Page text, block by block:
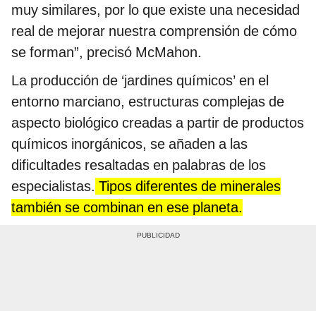
muy similares, por lo que existe una necesidad
real de mejorar nuestra comprensión de cómo
se forman”, precisó McMahon.
La producción de ‘jardines químicos’ en el
entorno marciano, estructuras complejas de
aspecto biológico creadas a partir de productos
químicos inorgánicos, se añaden a las
dificultades resaltadas en palabras de los
especialistas. Tipos diferentes de minerales
también se combinan en ese planeta.